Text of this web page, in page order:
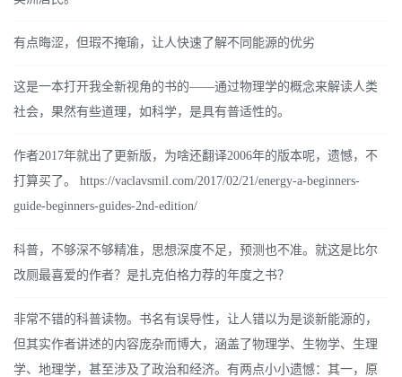
有点晦涩，但瑕不掩瑜，让人快速了解不同能源的优劣
这是一本打开我全新视角的书的——通过物理学的概念来解读人类
社会，果然有些道理，如科学，是具有普适性的。
作者2017年就出了更新版，为啥还翻译2006年的版本呢，遗憾，不
打算买了。 https://vaclavsmil.com/2017/02/21/energy-a-beginners-
guide-beginners-guides-2nd-edition/
科普，不够深不够精准，思想深度不足，预测也不准。就这是比尔
改厕最喜爱的作者？是扎克伯格力荐的年度之书？
非常不错的科普读物。书名有误导性，让人错以为是谈新能源的，
但其实作者讲述的内容庞杂而博大，涵盖了物理学、生物学、生理
学、地理学，甚至涉及了政治和经济。有两点小小遗憾：其一，原